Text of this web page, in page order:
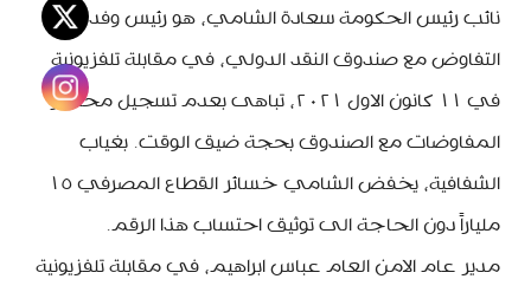
نائب رئيس الحكومة سعادة الشامي، هو رئيس وفد
التفاوض مع صندوق النقد الدولي، في مقابلة تلفزيونية
في ١١ كانون الاول ٢٠٢١، تباهى بعدم تسجيل محاضر
المفاوضات مع الصندوق بحجة ضيق الوقت. بغياب
الشفافية، يخفض الشامي خسائر القطاع المصرفي ١٥
ملياراً دون الحاجة الى توثيق احتساب هذا الرقم.
مدير عام الامن العام عباس ابراهيم، في مقابلة تلفزيونية